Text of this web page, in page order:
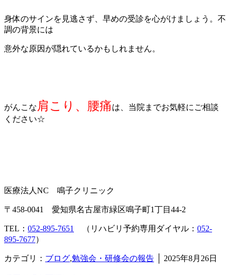
身体のサインを見逃さず、早めの受診を心がけましょう。不
調の背景には
意外な原因が隠れているかもしれません。
がんこな肩こり、腰痛は、当院までお気軽にご相談
ください☆
医療法人NC 鳴子クリニック
〒458-0041 愛知県名古屋市緑区鳴子町1丁目44-2
TEL： 052-895-7651 （リハビリ予約専用ダイヤル： 052-
895-7677）
カテゴリ： ブログ,勉強会・研修会の報告 2025年8月26日